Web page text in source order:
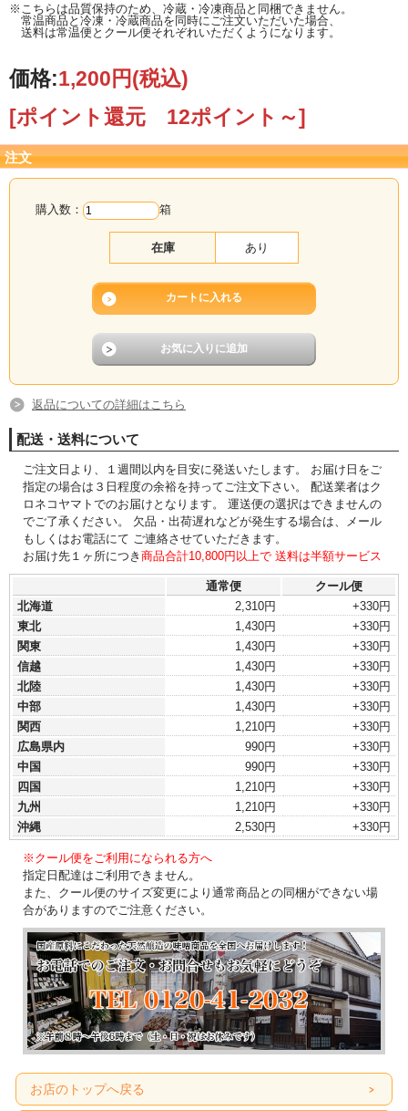
※こちらは品質保持のため、冷蔵・冷凍商品と同梱できません。
常温商品と冷凍・冷蔵商品を同時にご注文いただいた場合、
送料は常温便とクール便それぞれいただくようになります。
価格:1,200円(税込)
[ポイント還元 12ポイント～]
注文
購入数： 箱
在庫 あり
返品についての詳細はこちら
配送・送料について
ご注文日より、１週間以内を目安に発送いたします。 お届け日をご
指定の場合は３日程度の余裕を持ってご注文下さい。 配送業者はク
ロネコヤマトでのお届けとなります。 運送便の選択はできませんの
でご了承ください。 欠品・出荷遅れなどが発生する場合は、メール
もしくはお電話にて ご連絡させていただきます。
お届け先１ヶ所につき 商品合計10,800円以上で 送料は半額サービス
通常便
クール便
北海道
2,310円
+330円
東北
1,430円
+330円
関東
1,430円
+330円
信越
1,430円
+330円
北陸
1,430円
+330円
中部
1,430円
+330円
関西
1,210円
+330円
広島県内
990円
+330円
中国
990円
+330円
四国
1,210円
+330円
九州
1,210円
+330円
沖縄
2,530円 +330円
※クール便をご利用になられる方へ
指定日配達はご利用できません。
また、クール便のサイズ変更により通常商品との同梱ができない場
合がありますのでご注意ください。
お店のトップへ戻る